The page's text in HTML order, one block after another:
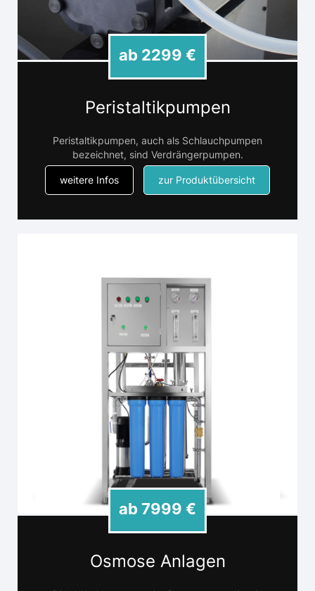
Peristaltikpumpen
Peristaltikpumpen, auch als Schlauchpumpen
bezeichnet, sind Verdrängerpumpen.
weitere Infos zur Produktübersicht
ab 2299 €
Osmose Anlagen
ab 7999 €